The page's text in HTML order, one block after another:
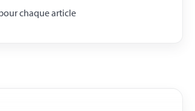
chaque article